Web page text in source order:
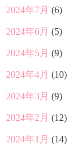
2024年7月 (6)
2024年6月 (5)
2024年5月 (9)
2024年4月 (10)
2024年3月 (9)
2024年2月 (12)
2024年1月 (14)